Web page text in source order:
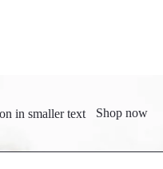
in smaller text Shop now